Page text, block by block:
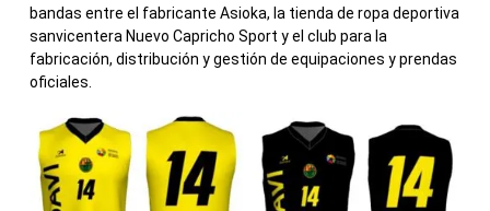
bandas entre el fabricante Asioka, la tienda de ropa deportiva
sanvicentera Nuevo Capricho Sport y el club para la
fabricación, distribución y gestión de equipaciones y prendas
oficiales.